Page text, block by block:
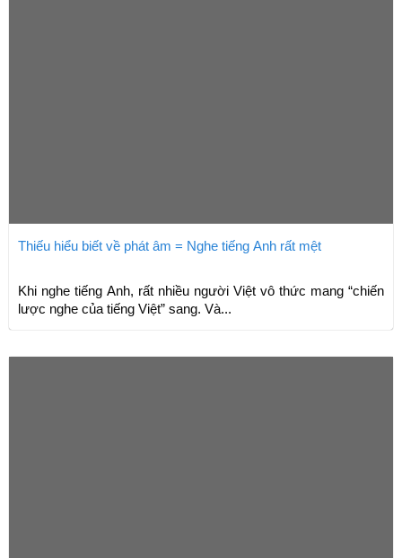
Thiếu hiểu biết về phát âm = Nghe tiếng Anh rất mệt
Khi nghe tiếng Anh, rất nhiều người Việt vô thức mang “chiến
lược nghe của tiếng Việt” sang. Và...